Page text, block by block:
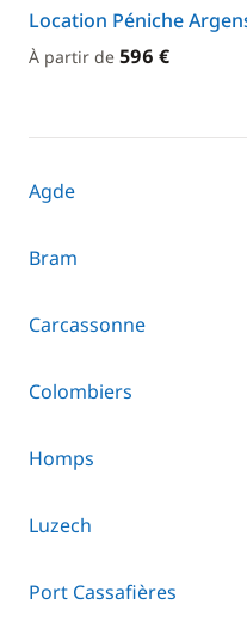
Location Péniche
À partir de 596 €
Agde
Bram
Carcassonne
Colombiers
Homps
Luzech
Port Cassafières